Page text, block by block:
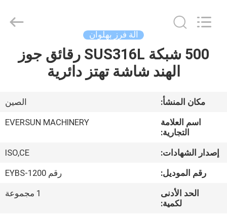
مسكن
عرض
الافتراضي
معلومات
Reserved.
آلة فرز بهلوان
500 شبكة SUS316L رقائق جوز
الهند شاشة تهتز دائرية
مكان المنشأ:
الصين
اسم العلامة
التجارية:
EVERSUN MACHINERY
إصدار الشهادات:
ISO,CE
رقم الموديل:
رقم EYBS-1200
الحد الأدنى
لكمية:
1 مجموعة